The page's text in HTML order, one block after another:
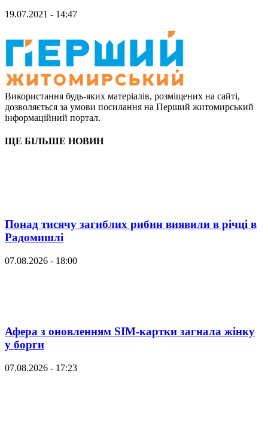
19.07.2021 - 14:47
Використання будь-яких матеріалів, розміщених на сайті,
дозволяється за умови посилання на Перший житомирський
інформаційний портал.
ЩЕ БІЛЬШЕ НОВИН
Понад тисячу загиблих рибин виявили в річці в
Радомишлі
07.08.2026 - 18:00
Афера з оновленням SIM-картки загнала жінку
у борги
07.08.2026 - 17:23